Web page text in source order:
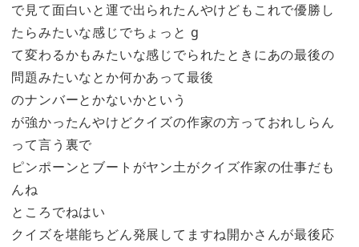
で見て面白いと運で出られたんやけどもこれで優勝し
たらみたいな感じでちょっと g
て変わるかもみたいな感じでられたときにあの最後の
問題みたいなとか何かあって最後
のナンバーとかないかという
が強かったんやけどクイズの作家の方っておれしらん
って言う裏で
ピンポーンとブートがヤン土がクイズ作家の仕事だも
んね
ところでねはい
クイズを堪能ちどん発展してますね開かさんが最後応